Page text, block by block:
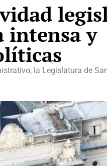
intensa y
la Legislatura de